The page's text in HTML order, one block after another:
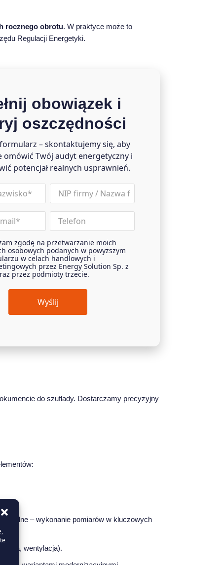
rocznego obrotu. W praktyce może to
Regulacji Energetyki.
obowiązek i
oszczędności
– skontaktujemy się, aby
omówić Twój audyt energetyczny i
potencjał realnych usprawnień.
nip
Phone
zgodę na przetwarzanie moich
osobowych podanych w powyższym
w celach handlowych i
przez Energy Solution Sp. z
przez podmioty trzecie.
do szuflady. Dostarczamy precyzyjny
– wykonanie pomiarów w kluczowych
wentylacja).